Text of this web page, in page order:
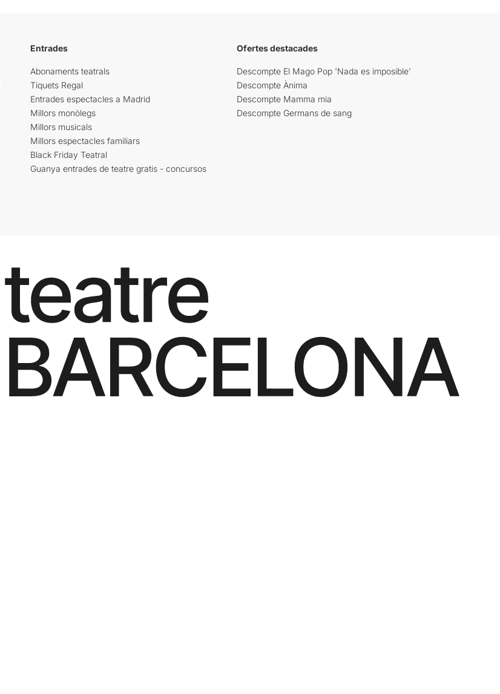
Entrades
Abonaments teatrals
Tiquets Regal
Entrades espectacles a Madrid
Millors monòlegs
Millors musicals
Millors espectacles familiars
Black Friday Teatral
Guanya entrades de teatre gratis - concursos
Ofertes destacades
Descompte El Mago Pop 'Nada es imposible'
Descompte Ànima
Descompte Mamma mia
Descompte Germans de sang